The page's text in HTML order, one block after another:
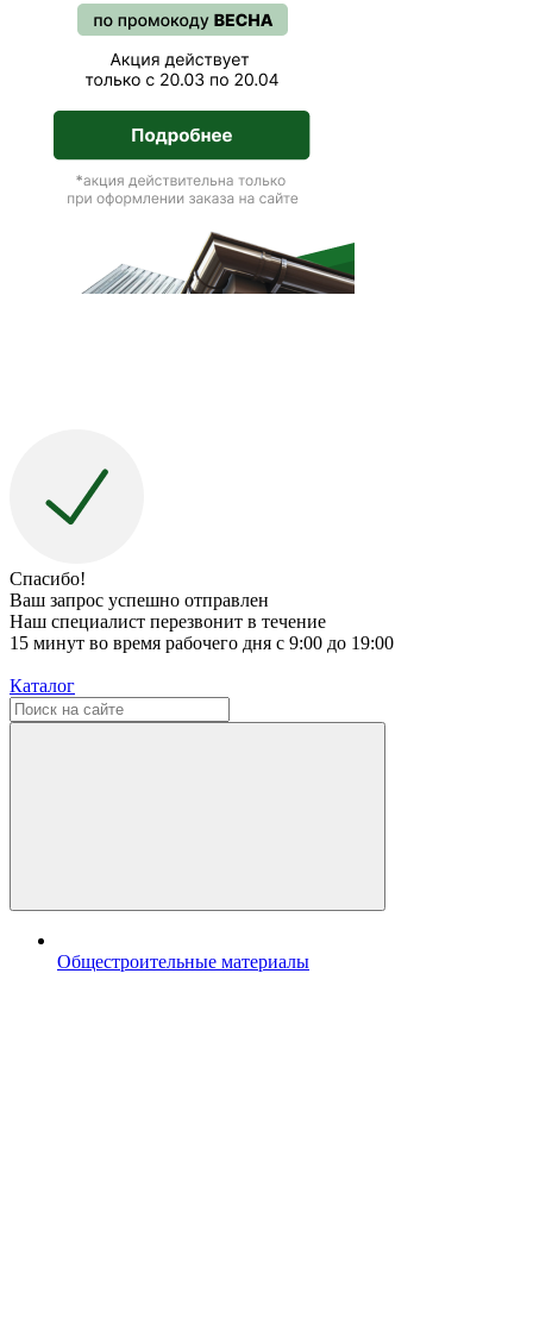
Спасибо!
Ваш запрос успешно отправлен
Наш специалист перезвонит в течение
15 минут во время рабочего дня с 9:00 до 19:00
Каталог
Общестроительные материалы